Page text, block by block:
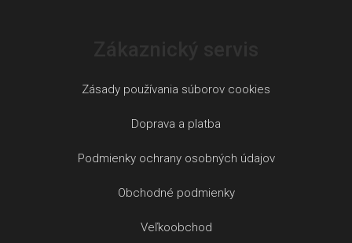
Zásady používania súborov cookies
Doprava a platba
Podmienky ochrany osobných údajov
Obchodné podmienky
Veľkoobchod